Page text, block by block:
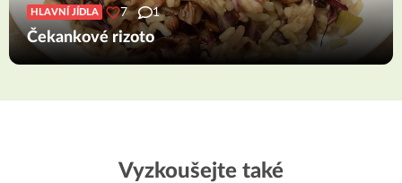
HLAVNÍ JÍDLA 7 1
Čekankové rizoto
Vyzkoušejte také